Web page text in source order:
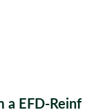
a EFD-Reinf